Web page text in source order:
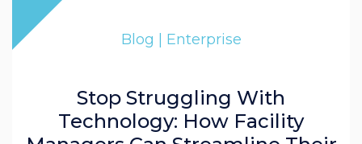
Blog | Enterprise
Stop Struggling With
Technology: How Facility